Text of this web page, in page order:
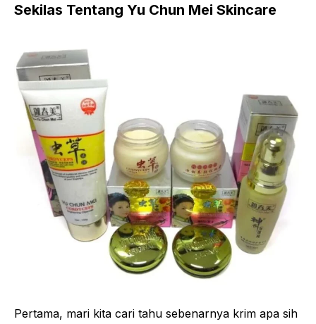
Sekilas Tentang Yu Chun Mei Skincare
Pertama, mari kita cari tahu sebenarnya krim apa sih